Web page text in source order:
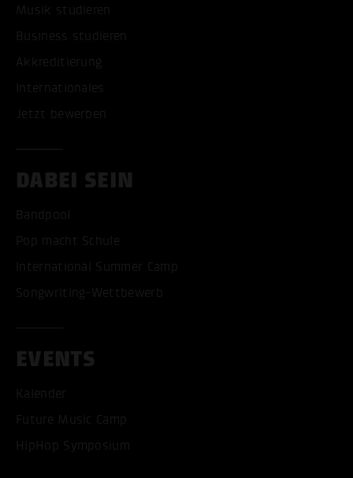
Musik studieren
Business studieren
Akkreditierung
Internationales
Jetzt bewerben
DABEI SEIN
Bandpool
Pop macht Schule
International Summer Camp
Songwriting-Wettbewerb
EVENTS
Kalender
Future Music Camp
HipHop Symposium